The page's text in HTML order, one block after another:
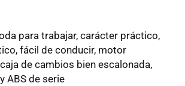
para trabajar, carácter práctico,
fácil de conducir, motor
de cambios bien escalonada,
ABS de serie